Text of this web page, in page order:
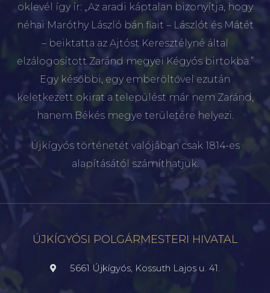
oklevél így ír: „Az aradi káptalan bizonyítja, hogy
néhai Maróthy László bán fiait – Lászlót és Mátét
– beiktatta az Ajtóst Keresztélyné által
elzálogosított Zaránd megyei Kégyós birtokba.”
Egy későbbi, egy emberöltővel ezután
keletkezett okirat a települést már nem Zaránd,
hanem Békés megye területére helyezi.
Újkígyós történetét valójában csak 1814-es
alapításától számíthatjuk.
ÚJKÍGYÓSI POLGÁRMESTERI HIVATAL
5661 Újkígyós, Kossuth Lajos u. 41.